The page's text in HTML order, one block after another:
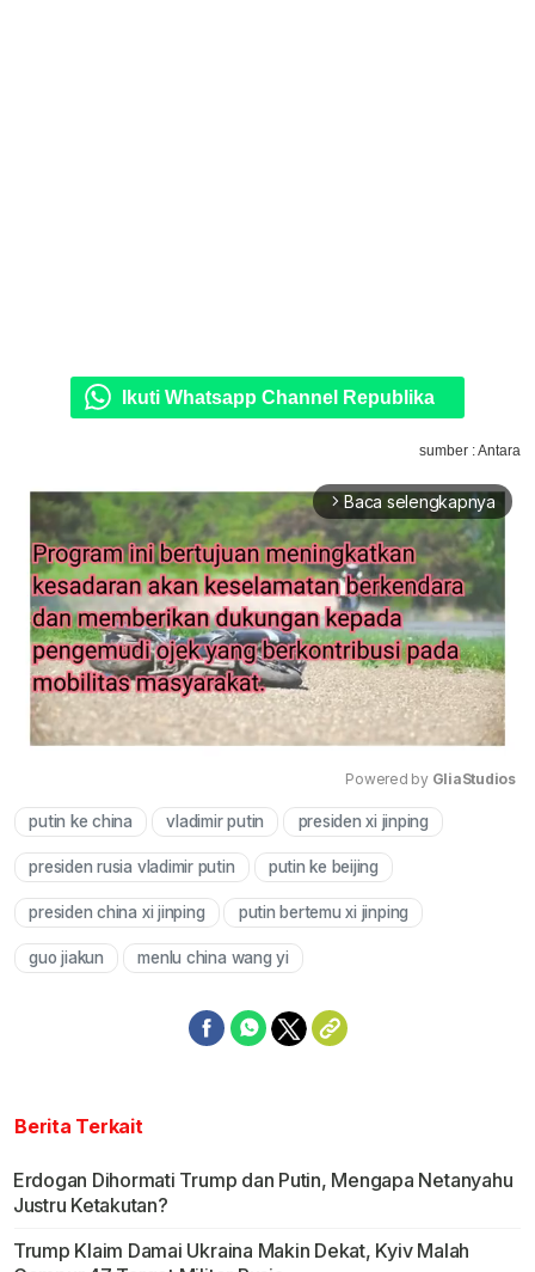
Ikuti Whatsapp Channel Republika
sumber : Antara
arrow_forward_ios Baca selengkapnya
Mute
Powered by GliaStudios
putin ke china vladimir putin presiden xi jinping
presiden rusia vladimir putin putin ke beijing
presiden china xi jinping putin bertemu xi jinping
guo jiakun menlu china wang yi
Berita Terkait
Erdogan Dihormati Trump dan Putin, Mengapa Netanyahu
Justru Ketakutan?
Trump Klaim Damai Ukraina Makin Dekat, Kyiv Malah